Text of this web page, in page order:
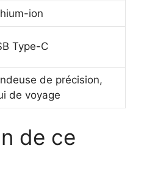
ion
Type-C
de précision,
de voyage
de ce